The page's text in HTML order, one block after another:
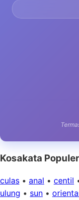
Kosakata Populer
culas • anal • centil
ulung • sun •